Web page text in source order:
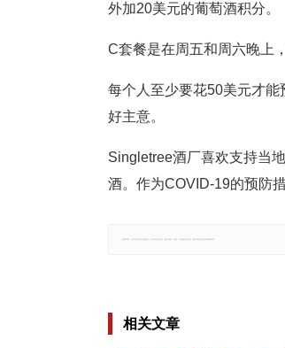
外加20美元的葡萄酒积分。
C套餐是在周五和周六晚上
每个人至少要花50美元才
好主意。
Singletree酒厂喜欢支持当
酒。作为COVID-19的预防
相关文章